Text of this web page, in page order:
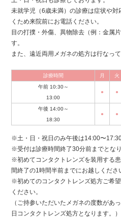
未就学児（6歳未満）の診療は症状や
くため来院前にお電話ください。
目の打撲・外傷、異物除去（例：金属
す。
また、遠近両用メガネの処方は行なって
診療時間 月 火
午前 10:30～
13:00
● ●
午後 14:00～
18:30
● ●
※土・日・祝日のみ午後は14:00〜
※受付は診療時間終了30分前までとなり
※初めてコンタクトレンズを装用する
間終了の1時間半前までにお越しくださ
※初めてのコンタクトレンズ処方ご希
ください。
（ご持参いただいたメガネの度数があ
日コンタクトレンズ処方となります。）